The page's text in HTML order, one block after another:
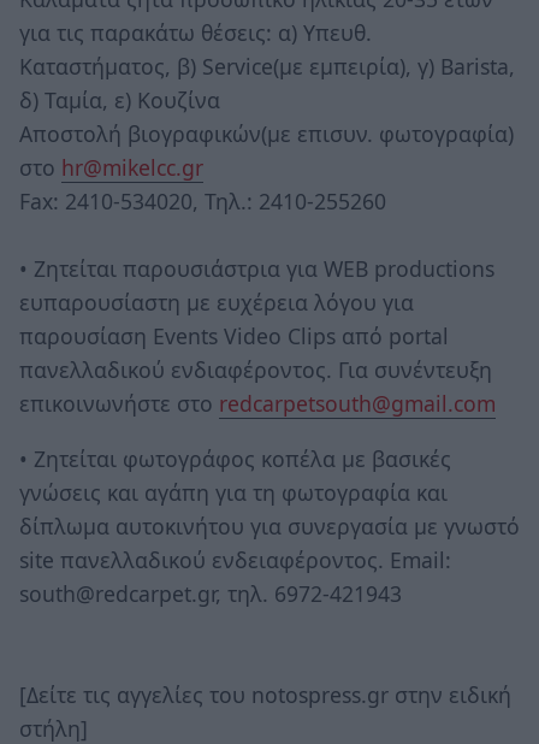
για τις παρακάτω θέσεις: α) Υπευθ.
Καταστήματος, β) Service(με εμπειρία), γ) Barista,
δ) Ταμία, ε) Κουζίνα
Αποστολή βιογραφικών(με επισυν. φωτογραφία)
στο hr@mikelcc.gr
Fax: 2410-534020, Τηλ.: 2410-255260
• Ζητείται παρουσιάστρια για WEB productions
ευπαρουσίαστη με ευχέρεια λόγου για
παρουσίαση Events Video Clips από portal
πανελλαδικού ενδιαφέροντος. Για συνέντευξη
επικοινωνήστε στο redcarpetsouth@gmail.com
• Ζητείται φωτογράφος κοπέλα με βασικές
γνώσεις και αγάπη για τη φωτογραφία και
δίπλωμα αυτοκινήτου για συνεργασία με γνωστό
site πανελλαδικού ενδειαφέροντος. Email:
south@redcarpet.gr, τηλ. 6972-421943
[Δείτε τις αγγελίες του notospress.gr στην ειδική
στήλη]